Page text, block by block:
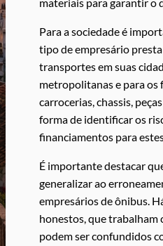
Para a sociedade é
tipo de empresário
transportes em suas
metropolitanas e para os
carrocerias, chassis,
forma de identificar os
financiamentos para
É importante destacar
generalizar ao
empresários de ônibus.
honestos, que trabalham
podem ser confundidos